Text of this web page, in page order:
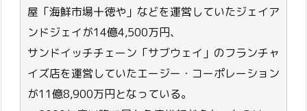
屋「海鮮市場十徳や」などを運営していたジェイア
ンドジェイが14億4,500万円、
サンドイッチチェーン「サブウェイ」のフランチャ
イズ店を運営していたエージー・コーポレーション
が11億8,900万円となっている。